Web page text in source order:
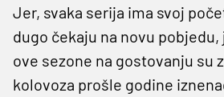
Jer, svaka serija ima svoj
dugo čekaju na novu
ove sezone na gostovanju su
kolovoza prošle godine